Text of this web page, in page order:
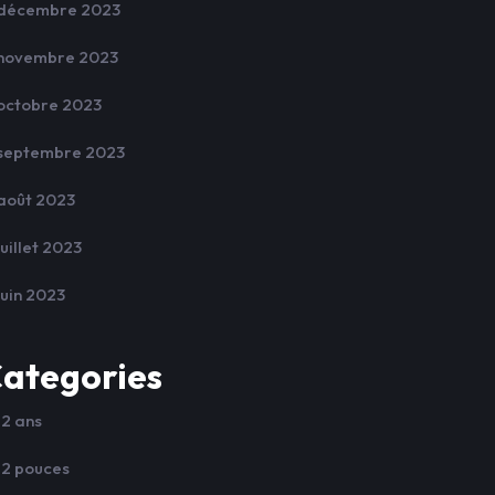
2023
2023
2023
2023
2023
2023
2023
ans
pouces